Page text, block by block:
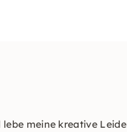
meine kreative